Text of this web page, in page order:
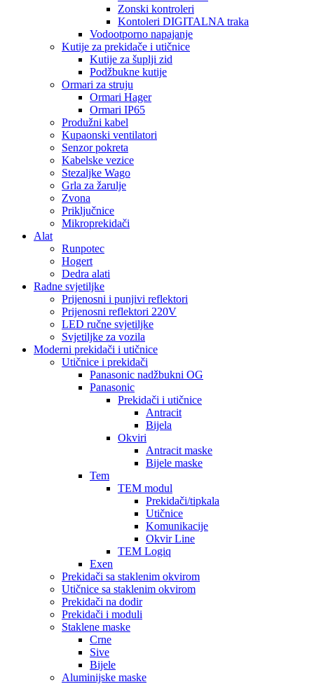
Zonski kontroleri
Kontoleri DIGITALNA traka
Vodootporno napajanje
Kutije za prekidače i utičnice
Kutije za šuplji zid
Podžbukne kutije
Ormari za struju
Ormari Hager
Ormari IP65
Produžni kabel
Kupaonski ventilatori
Senzor pokreta
Kabelske vezice
Stezaljke Wago
Grla za žarulje
Zvona
Priključnice
Mikroprekidači
Alat
Runpotec
Hogert
Dedra alati
Radne svjetiljke
Prijenosni i punjivi reflektori
Prijenosni reflektori 220V
LED ručne svjetiljke
Svjetiljke za vozila
Moderni prekidači i utičnice
Utičnice i prekidači
Panasonic nadžbukni OG
Panasonic
Prekidači i utičnice
Antracit
Bijela
Okviri
Antracit maske
Bijele maske
Tem
TEM modul
Prekidači/tipkala
Utičnice
Komunikacije
Okvir Line
TEM Logiq
Exen
Prekidači sa staklenim okvirom
Utičnice sa staklenim okvirom
Prekidači na dodir
Prekidači i moduli
Staklene maske
Crne
Sive
Bijele
Aluminijske maske